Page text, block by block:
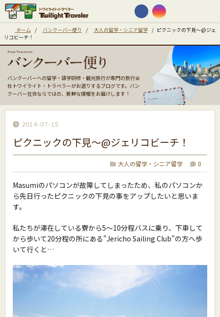
ホーム / バンクーバー便り / 大人の留学・シニア留学 / ピクニックの下見〜@ジェ
リコビーチ！
バンクーバーへの留学・語学研修・観光旅行が専門の旅行会
社トワイライト・トラベラーがお送りするブログです。バン
クーバー在住ならではの、新鮮な情報をお届けします！
2014-07-15
ピクニックの下見〜@ジェリコビーチ！
大人の留学・シニア留学 0
Masumiのパソコンが故障してしまったため、私のパソコンか
ら先日行ったピクニックの下見の事をアップしたいと思いま
す。
私たちが滞在している寮から5〜10分程バスに乗り、下車して
から歩いて20分程の所にある”Jericho Sailing Club”の方へ歩
いて行くと…